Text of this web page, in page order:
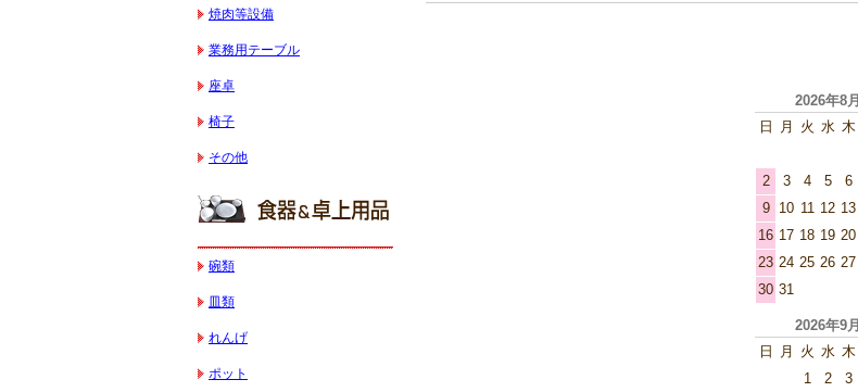
焼肉等設備
業務用テーブル
座卓
椅子
その他
碗類
皿類
れんげ
ポット
2026年8月
日
月 火 水 木
2
3 4 5 6
9
10 11 12 13
16 17 18 19 20
23 24 25 26 27
30 31
2026年9月
日
月 火 水 木
1
2 3